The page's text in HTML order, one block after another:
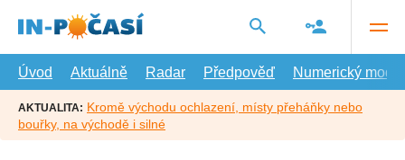
hlavní
Úvod
Aktuálně Radar Předpověď Numerický model
AKTUALITA: Kromě východu ochlazení, místy přeháňky nebo
bouřky, na východě i silné